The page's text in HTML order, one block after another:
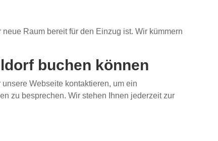
Raum bereit für den Einzug ist. Wir kümmern
buchen können
Webseite kontaktieren, um ein
zu besprechen. Wir stehen Ihnen jederzeit zur